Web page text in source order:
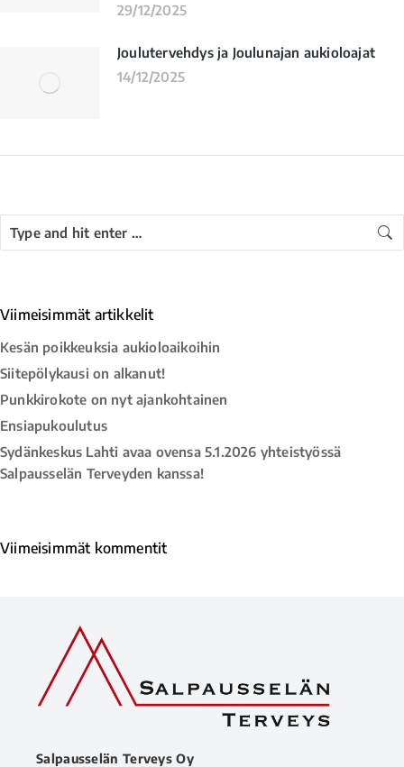
29/12/2025
Joulutervehdys ja Joulunajan aukioloajat
14/12/2025
Viimeisimmät artikkelit
Kesän poikkeuksia aukioloaikoihin
Siitepölykausi on alkanut!
Punkkirokote on nyt ajankohtainen
Ensiapukoulutus
Sydänkeskus Lahti avaa ovensa 5.1.2026 yhteistyössä
Salpausselän Terveyden kanssa!
Viimeisimmät kommentit
Salpausselän Terveys Oy